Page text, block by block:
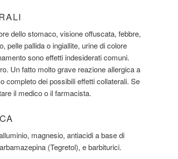
dello stomaco, visione offuscata, febbre,
pelle pallida o ingiallite, urine di colore
sono effetti indesiderati comuni.
Un fatto molto grave reazione allergica a
completo dei possibili effetti collaterali. Se
il medico o il farmacista.
magnesio, antiacidi a base di
(Tegretol), e barbiturici.